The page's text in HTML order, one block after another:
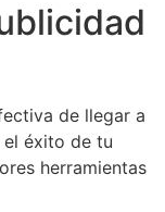
de llegar a
el éxito de tu
herramientas